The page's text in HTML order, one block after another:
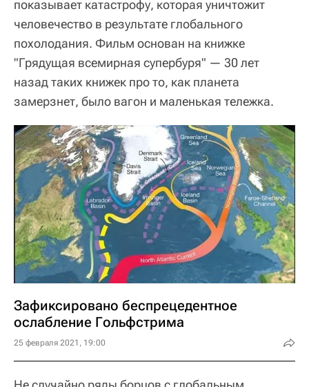
показывает катастрофу, которая уничтожит
человечество в результате глобального
похолодания. Фильм основан на книжке
"Грядущая всемирная супербуря" — 30 лет
назад таких книжек про то, как планета
замерзнет, было вагон и маленькая тележка.
Зафиксировано беспрецедентное
ослабление Гольфстрима
25 февраля 2021, 19:00